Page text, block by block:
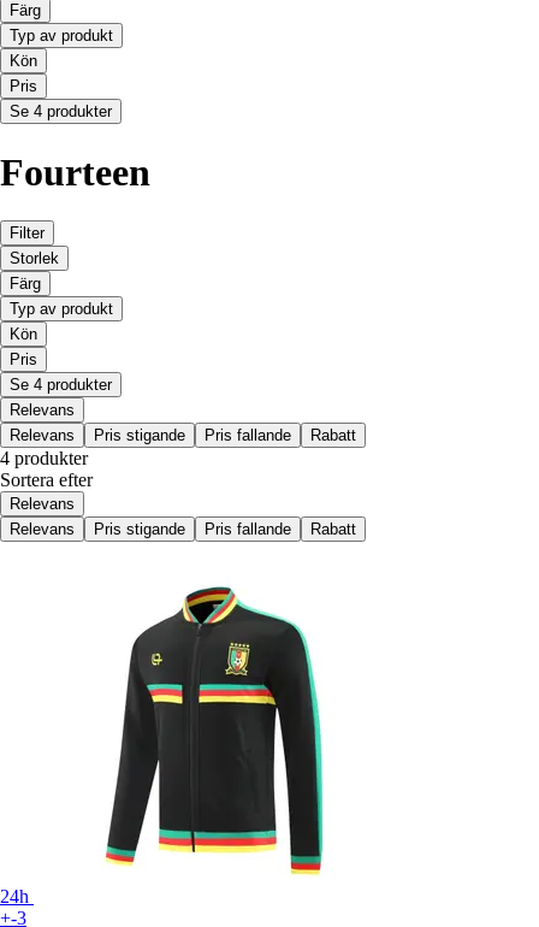
Färg
Typ av produkt
Kön
Pris
Se 4 produkter
Fourteen
Filter
Storlek
Färg
Typ av produkt
Kön
Pris
Se 4 produkter
Relevans
Relevans
Pris stigande Pris fallande Rabatt
4 produkter
Sortera efter
Relevans
Relevans
Pris stigande Pris fallande Rabatt
24h
+-3